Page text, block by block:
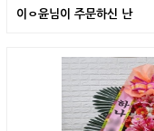
이ㅇ윤님이 주문하신 난